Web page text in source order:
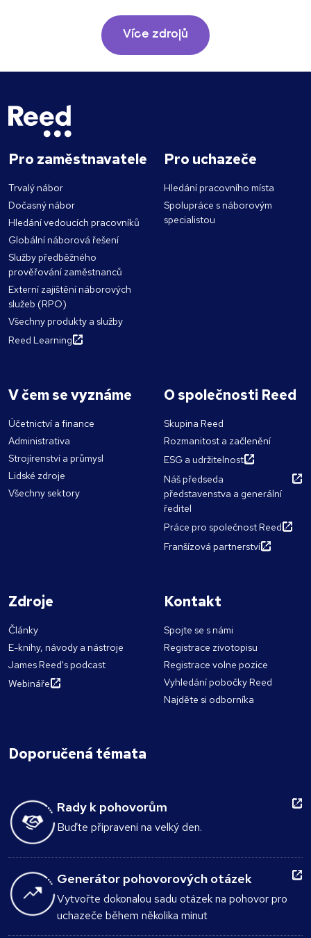
Více zdrojů
Pro zaměstnavatele
Trvalý nábor
Dočasný nábor
Hledání vedoucích pracovníků
Globální náborová řešení
Služby předběžného
prověřování zaměstnanců
Externí zajištění náborových
služeb (RPO)
Všechny produkty a služby
Reed Learning
Pro uchazeče
Hledání pracovního místa
Spolupráce s náborovým
specialistou
V čem se vyznáme
Účetnictví a finance
Administrativa
Strojírenství a průmysl
Lidské zdroje
Všechny sektory
O společnosti Reed
Skupina Reed
Rozmanitost a začlenění
ESG a udržitelnost
Náš předseda
představenstva a generální
ředitel
Práce pro společnost Reed
Franšízová partnerství
Zdroje
Články
E-knihy, návody a nástroje
James Reed's podcast
Webináře
Kontakt
Spojte se s námi
Registrace zivotopisu
Registrace volne pozice
Vyhledání pobočky Reed
Najděte si odborníka
Doporučená témata
Rady k pohovorům
Buďte připraveni na velký den.
Generátor pohovorových otázek
Vytvořte dokonalou sadu otázek na pohovor pro
uchazeče během několika minut